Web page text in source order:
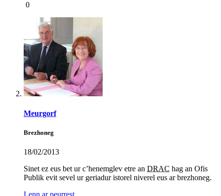
0
Meurgorf
Brezhoneg
18/02/2013
Sinet ez eus bet ur c’henemglev etre an DRAC hag an Ofis
Publik evit sevel ur geriadur istorel niverel eus ar brezhoneg.
Lenn ar peurrest